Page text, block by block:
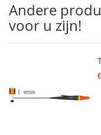
Andere
voor u zijn!